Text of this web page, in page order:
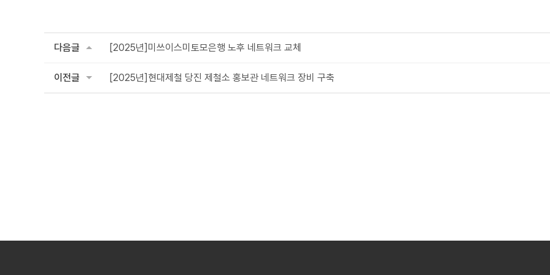
다음글 [2025년]미쓰이스미토모은행 노후 네트워크 교체
이전글 [2025년]현대제철 당진 제철소 홍보관 네트워크 장비 구축